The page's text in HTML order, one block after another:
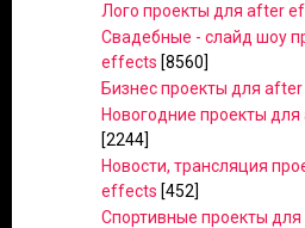
Лого проекты для after
Свадебные - слайд шоу
effects [8560]
Бизнес проекты для
Новогодние проекты
[2244]
Новости, трансляция
effects [452]
Спортивные проекты